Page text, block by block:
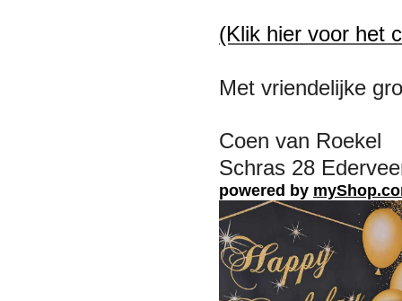
(Klik hier voor het
Met vriendelijke
Coen van Roekel
Schras 28
powered by